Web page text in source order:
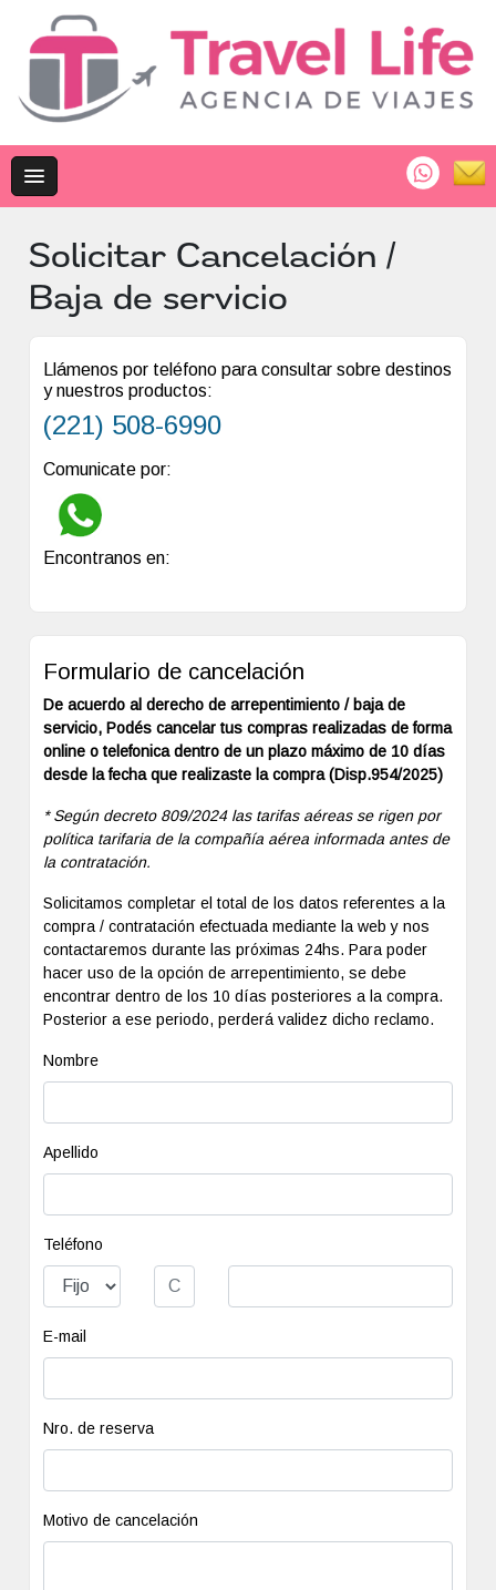
Solicitar Cancelación /
Baja de servicio
Llámenos por teléfono para consultar sobre destinos
y nuestros productos:
(221) 508-6990
Comunicate por:
Encontranos en:
Formulario de cancelación
De acuerdo al derecho de arrepentimiento / baja de
servicio, Podés cancelar tus compras realizadas de forma
online o telefonica dentro de un plazo máximo de 10 días
desde la fecha que realizaste la compra (Disp.954/2025)
* Según decreto 809/2024 las tarifas aéreas se rigen por
política tarifaria de la compañía aérea informada antes de
la contratación.
Solicitamos completar el total de los datos referentes a la
compra / contratación efectuada mediante la web y nos
contactaremos durante las próximas 24hs. Para poder
hacer uso de la opción de arrepentimiento, se debe
encontrar dentro de los 10 días posteriores a la compra.
Posterior a ese periodo, perderá validez dicho reclamo.
Nombre
Apellido
Teléfono
E-mail
Nro. de reserva
Motivo de cancelación